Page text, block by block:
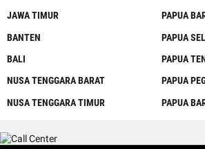
JAWA TIMUR
BANTEN
BALI
NUSA TENGGARA BARAT
NUSA TENGGARA TIMUR
PAPUA
PAPUA
PAPUA
PAPUA
PAPUA